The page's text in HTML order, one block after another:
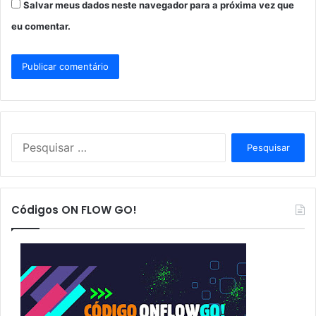
Salvar meus dados neste navegador para a próxima vez que
eu comentar.
s
a
p
o
r
Códigos ON FLOW GO!